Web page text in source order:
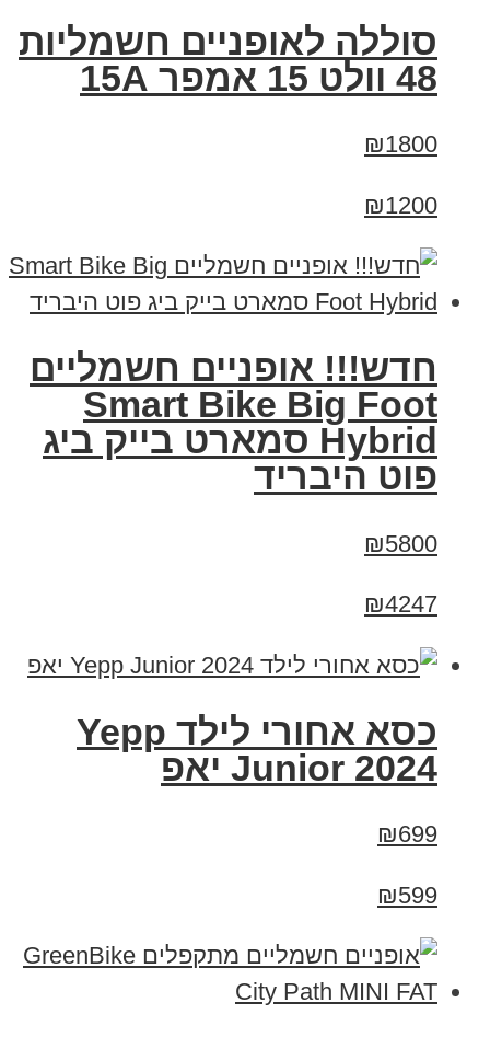
סוללה לאופניים חשמליות
48 וולט 15 אמפר 15A
₪1800
₪1200
חדש!!! אופניים חשמליים
Smart Bike Big Foot
Hybrid סמארט בייק ביג
פוט היבריד
₪5800
₪4247
כסא אחורי לילד Yepp
Junior 2024 יאפ
₪699
₪599